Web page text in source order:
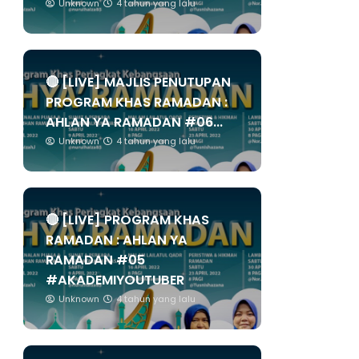
Unknown 4 tahun yang lalu
🔴 [LIVE] MAJLIS PENUTUPAN
PROGRAM KHAS RAMADAN :
AHLAN YA RAMADAN #06...
Unknown 4 tahun yang lalu
🔴 [LIVE] PROGRAM KHAS
RAMADAN : AHLAN YA
RAMADAN #05
#AKADEMIYOUTUBER
Unknown 4 tahun yang lalu